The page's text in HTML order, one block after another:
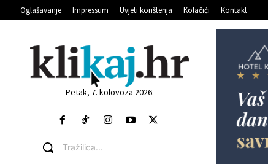
Oglašavanje Impressum Uvjeti korištenja Kolačići Kontakt
Petak, 7. kolovoza 2026.
Tražilica...